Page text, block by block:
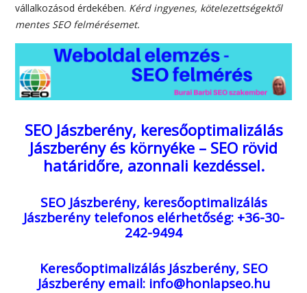
vállalkozásod érdekében. Kérd ingyenes, kötelezettségektől
mentes SEO felmérésemet.
SEO Jászberény, keresőoptimalizálás
Jászberény és környéke – SEO rövid
határidőre, azonnali kezdéssel.
SEO Jászberény, keresőoptimalizálás
Jászberénytelefonos elérhetőség: +36-30-
242-9494
Keresőoptimalizálás Jászberény, SEO
Jászberényemail: info@honlapseo.hu